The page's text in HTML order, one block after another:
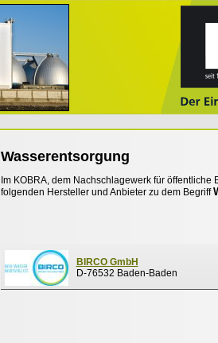
Wasserentsorgung
Im KOBRA, dem Nachschlagewerk für
folgenden Hersteller und Anbieter zu dem Begriff
BIRCO GmbH
D-76532 Baden-Baden